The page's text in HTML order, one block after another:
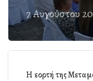
7 Αυγούστου
Η εορτή της